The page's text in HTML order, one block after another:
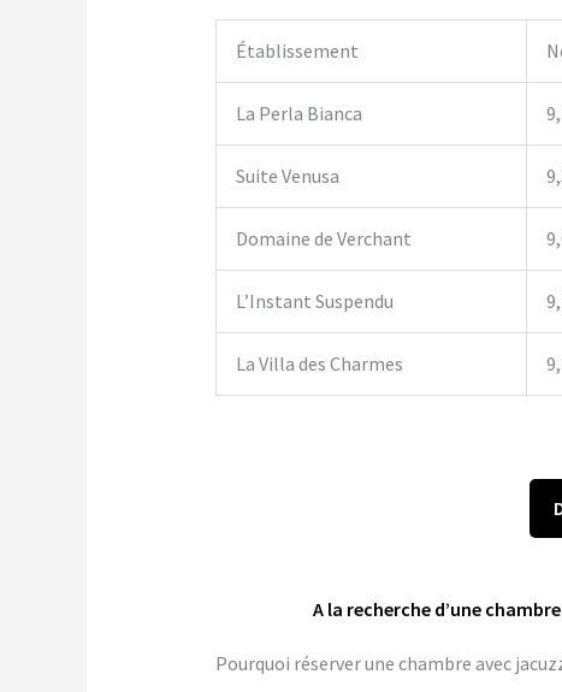
Établissement
La Perla Bianca
Suite Venusa
Domaine de Verchant
L’Instant Suspendu
La Villa des Charmes
A la recherche d’une
Pourquoi réserver une chambre avec